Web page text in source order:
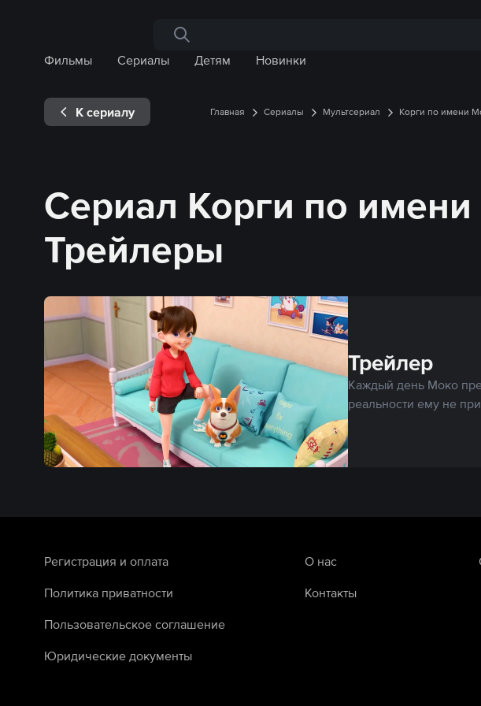
Поиск по сайту
Фильмы
Сериалы Детям Новинки
К сериалу Главная Сериалы Мультсериал Корги по имени
Сериал Корги по
Трейлеры
Трейлер
Каждый день Моко
реальности ему не
Регистрация и оплата
Политика приватности
Пользовательское соглашение
Юридические документы
О нас
Контакты